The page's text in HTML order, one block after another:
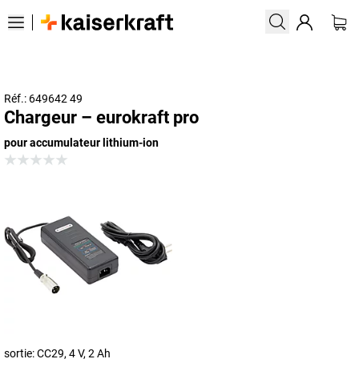
Réf.: 649642 49
Chargeur – eurokraft pro
pour accumulateur lithium-ion
sortie: CC29, 4 V, 2 Ah